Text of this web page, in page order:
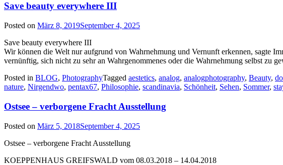
Save beauty everywhere III
Posted on März 8, 2019September 4, 2025
Save beauty everywhere III
Wir können die Welt nur aufgrund von Wahrnehmung und Vernunft erkennen, sagte
vernünftig, sich nicht zu sehr an Wahrgenommenes oder die Wahrnehmung selbst zu
Posted in BLOG, PhotographyTagged aestetics, analog, analogphotography, Beauty,
nature, Nirgendwo, pentax67, Philosophie, scandinavia, Schönheit, Sehen, Sommer,
Ostsee – verborgene Fracht Ausstellung
Posted on März 5, 2018September 4, 2025
Ostsee – verborgene Fracht Ausstellung
KOEPPENHAUS GREIFSWALD vom 08.03.2018 – 14.04.2018